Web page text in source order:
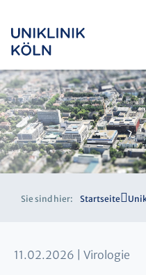
Sie sind hier: Startseite
11.02.2026 Virologie